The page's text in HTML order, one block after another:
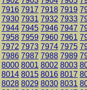
7916 7917 7918 7919
7930 7931 7932 7933
7944 7945 7946 7947
7958 7959 7960 7961
7972 7973 7974 7975
7986 7987 7988 7989
8000 8001 8002 8003
8014 8015 8016 8017
8028 8029 8030 8031